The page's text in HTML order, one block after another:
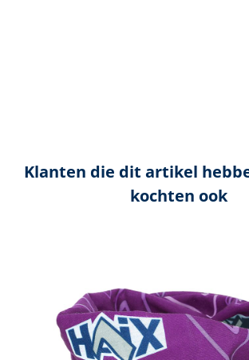
Klanten die dit artikel
kochten ook